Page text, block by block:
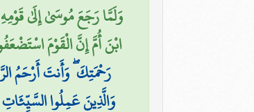
وَلَمَّا رَجَعَ مُوسَىٰ إِلَىٰ
ابْنَ أُمَّ إِنَّ الْقَوْمَ
رَحْمَتِكَ ۖ وَأَنتَ أَرْحَمُ
وَالَّذِينَ عَمِلُوا